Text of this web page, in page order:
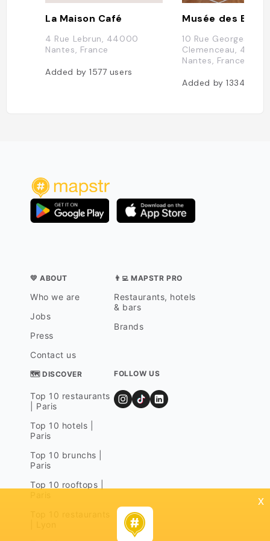
La Maison Café
4 Rue Lebrun, 44000
Nantes, France
Added by1577 users
Musée des
10 Rue Georges
Clemenceau,
Nantes, France
Added by1334
💛 ABOUT
Who we are
Jobs
Press
Contact us
👨‍💻 MAPSTR PRO
Restaurants, hotels
& bars
Brands
🗺 DISCOVER
Top 10 restaurants
| Paris
Top 10 hotels |
Paris
Top 10 brunchs |
Paris
Top 10 rooftops |
FOLLOW US
x